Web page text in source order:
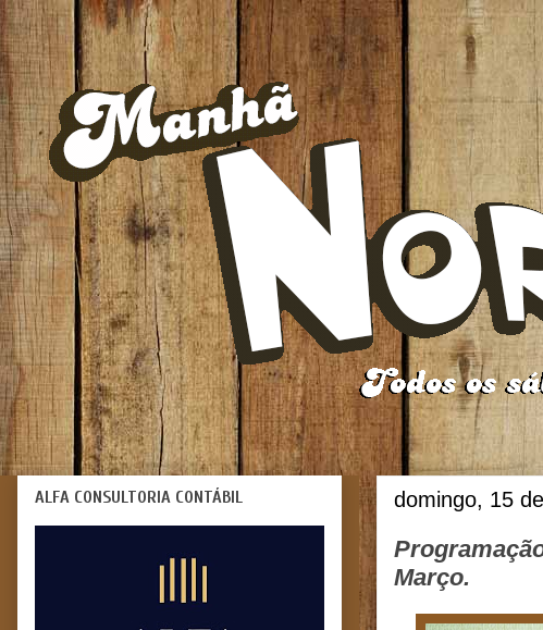
domingo, 15
Março.
ALFA CONSULTORIA CONTÁBIL